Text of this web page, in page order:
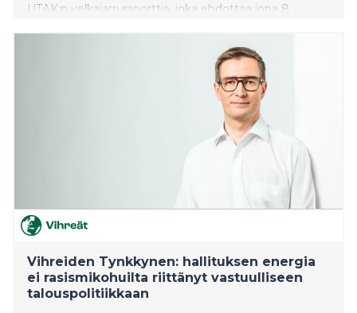
UTAK:n velkajarruraporttia, joka ehdottaa jopa 8
kyseenalaistavaa keskustelunavausta tervetulleena ja
väläyttää miljardiluokan verouudistusta.
Vihreiden Tynkkynen: hallituksen energia
ei rasismikohuilta riittänyt vastuulliseen
talouspolitiikkaan